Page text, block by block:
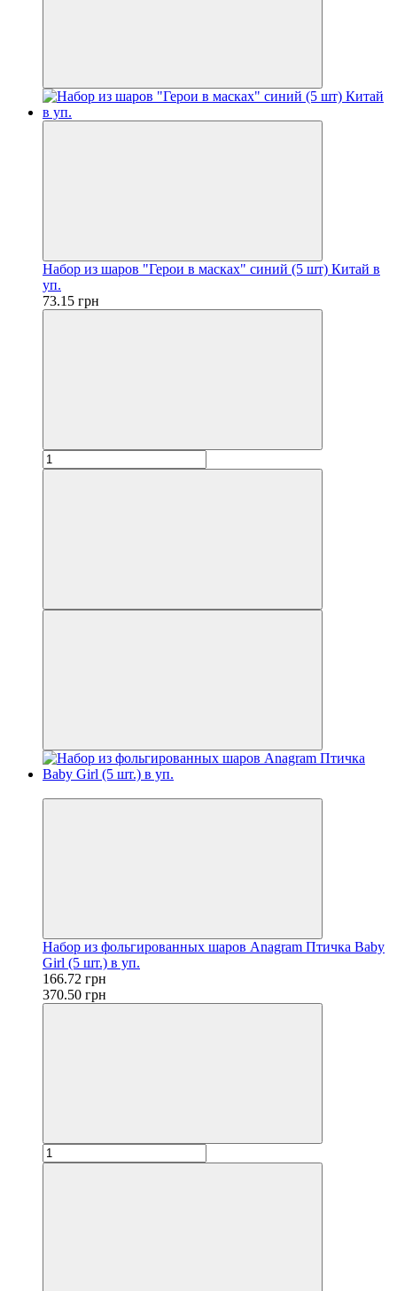
Набор из шаров "Герои в масках" синий (5 шт) Китай в
уп.
73.15 грн
Набор из фольгированных шаров Anagram Птичка Baby
Girl (5 шт.) в уп.
166.72 грн
370.50 грн